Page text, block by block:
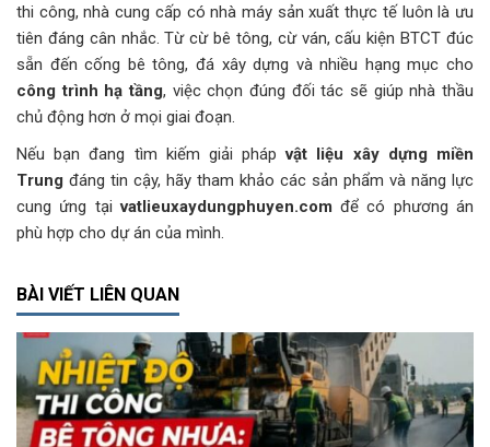
thi công, nhà cung cấp có nhà máy sản xuất thực tế luôn là ưu
tiên đáng cân nhắc. Từ cừ bê tông, cừ ván, cấu kiện BTCT đúc
sẵn đến cống bê tông, đá xây dựng và nhiều hạng mục cho
công trình hạ tầng, việc chọn đúng đối tác sẽ giúp nhà thầu
chủ động hơn ở mọi giai đoạn.
Nếu bạn đang tìm kiếm giải phápvật liệu xây dựng miền
Trung đáng tin cậy, hãy tham khảo các sản phẩm và năng lực
cung ứng tạivatlieuxaydungphuyen.com để có phương án
phù hợp cho dự án của mình.
BÀI VIẾT LIÊN QUAN